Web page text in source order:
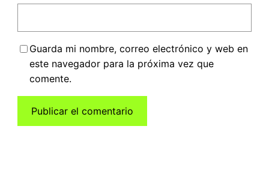
Guarda mi nombre, correo electrónico y web en
este navegador para la próxima vez que
comente.